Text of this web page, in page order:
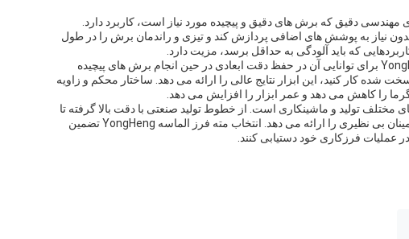
مهندسی دقیق که برش های دقیق و پیچیده مورد نیاز است، کاربرد دارد.
نیاز به پوشش های اضافی پردازش کند و تیزی و راندمان برش را در طول
که باید آلودگی به حداقل برسد، مزیت دارد.
صنعتگران و ماشین کاران اغلب به مته فرز الماسه YongHeng برای توانایی آن در حفظ دقت ابعادی در حین انجام برش های پیچیده
شده کار کنید، این ابزار نتایج عالی را ارائه می دهد. ساختار محکم و زاویه
را کاهش می دهد و عمر ابزار را افزایش می دهد.
مختلف تولید و ماشینکاری است. از خطوط تولید صنعتی با دقت بالا گرفته تا
محیط های کارگاهی تخصصی، عملکرد برش و قابلیت اطمینان بی نظیری را ارائه می دهد. انتخاب مته فرز الماسه YongHeng تضمین
عملیات فرزکاری خود دستیابی کنند.